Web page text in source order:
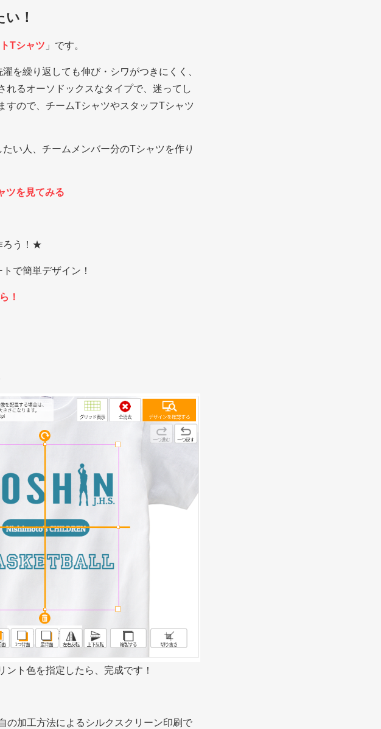
！
Tシャツ 」です。
を繰り返しても伸び・シワがつきにくく、
るオーソドックスなタイプで、迷ってし
すので、チームTシャツやスタッフTシャツ
い人、チームメンバー分のTシャツを作り
ツを見てみる
ろう！★
で簡単デザイン！
！
ト色を指定したら、完成です！
の加工方法によるシルクスクリーン印刷で